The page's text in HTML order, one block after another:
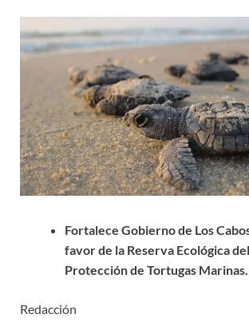
Fortalece Gobierno de Los
favor de la Reserva Ecológica
Protección de Tortugas Marinas.
Redacción